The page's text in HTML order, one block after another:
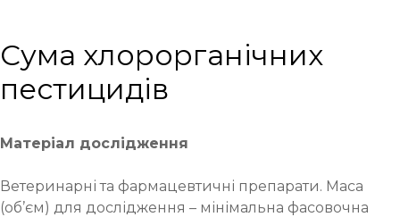
Сума хлорорганічних
пестицидів
Матеріал дослідження
Ветеринарні та фармацевтичні препарати. Маса
(об’єм) для дослідження – мінімальна фасовочна